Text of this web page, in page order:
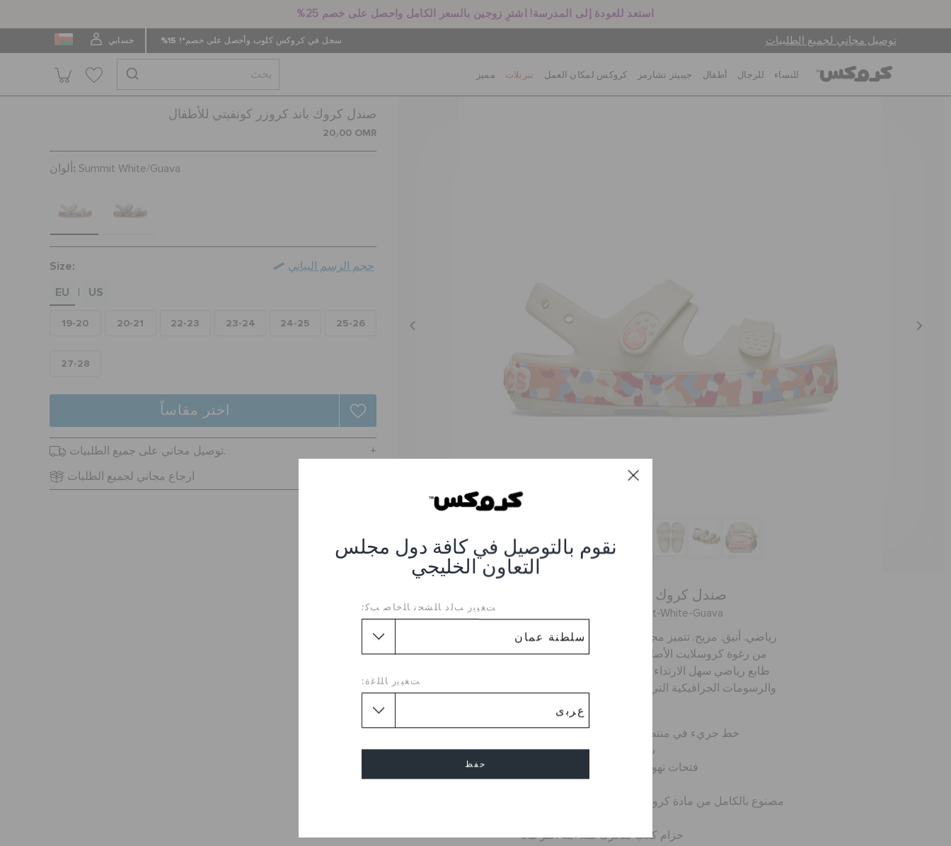
استعد للعودة إلى المدرسة! اشترِ زوجين بالسعر الكامل واحصل على خصم 25%
توصيل مجاني لجميع الطلبيات سجل في كروكس كلوب وأحصل على خصم*! 15% حسابي
نقوم بالتوصيل في كافة دول مجلس
التعاون الخليجي
ﺖﻐﻴﻳﺭ ﺐﻟﺩ ﺎﻠﺸﺤﻧ ﺎﻠﺧﺎﺻ ﺐﻛ:
ﺖﻐﻴﻳﺭ ﺎﻠﻠﻏﺓ:
حفظ
للنساء للرجال أطفال جيبيتز تشارمز كروكس لمكان العمل تنزيلات مميز
صندل كروك باند كروزر كونفيتي للأطفال
20٫00 OMR
ألوان: Summit White/Guava
Size:
EU
US
19-20 20-21 22-23 23-24 24-25 25-26
27-28
حجم الرسم البياني
اختر مقاساً
توصيل مجاني على جميع الطلبيات.
ارجاع مجاني لجميع الطلبات
صندل كروك باند كروزر كونفيتي للأطفال
العنصر #CR-212528-2MK_Summit-White-Guava
رياضي. أنيق. مريح. تتميز مجموعة كروك باند بتصميمها المصنوع
من رغوة كروسلايت الأصلية لتوفير راحة مبطنة وموثوقة، مع
طابع رياضي سهل الارتداء والخلع، وتشكيلة من الألوان الحيوية
والرسومات الجرافيكية التي تضيف طاقة وحيوية لإطلالتك. أبرِز
خط جريء في منتصف النعل يمنح مظهرًا رياضيًا
سهل التنظيف وسريع الجفاف
فتحات تهوية لتعزيز التهوية وراحة القدم
مصنوع بالكامل من مادة كروسلايت المقولبة لتوفير توسيد
حزام كعب متحرك لملاءمة أكثر ثباتًا